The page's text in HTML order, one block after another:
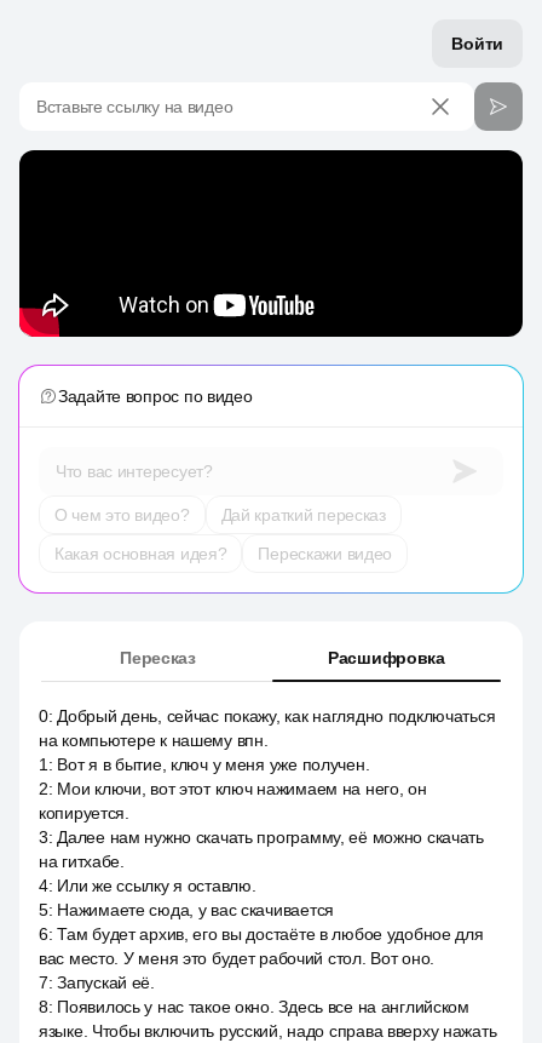
Войти
Вставьте ссылку на видео
Задайте вопрос по видео
Что вас интересует?
О чем это видео?
Дай краткий пересказ
Какая основная идея?
Перескажи видео
Пересказ Расшифровка
0: Добрый день, сейчас покажу, как наглядно подключаться
на компьютере к нашему впн.
1 : Вот я в бытие, ключ у меня уже получен.
2: Мои ключи, вот этот ключ нажимаем на него, он
копируется.
3: Далее нам нужно скачать программу, её можно скачать
на гитхабе.
4: Или же ссылку я оставлю.
5: Нажимаете сюда, у вас скачивается
6:Там будет архив, его вы достаёте в любое удобное для
вас место. У меня это будет рабочий стол. Вот оно.
7:Запускай её.
8: Появилось у нас такое окно. Здесь все на английском
языке. Чтобы включить русский, надо справа вверху нажать